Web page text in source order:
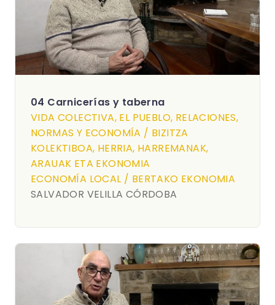
04 Carnicerías y taberna
VIDA COLECTIVA, EL PUEBLO, RELACIONES,
NORMAS Y ECONOMÍA / BIZITZA
KOLEKTIBOA, HERRIA, HARREMANAK,
ARAUAK ETA EKONOMIA
ECONOMÍA LOCAL / BERTAKO EKONOMIA
SALVADOR VELILLA CÓRDOBA